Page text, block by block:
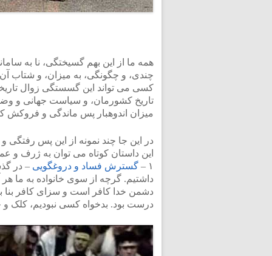
همه ما از این بهم گسیختگی، نا به
چندی، و چگونگی، به میزان، و شتاب
کسی می تواند این گسستگی زوال
تاریخ کشورمان، و سیاست جهانی و
میزان اندوهبار پس ماندگی و فروکش
در این جا چند نمونه از این پس رفتگی
این داستان کوتاه می توان به ژرف و
۱ –
گسترش فساد و دروغگویی – در
داشتیم. گرچه از سوی خانواده به ما
دشمن خدا کافر است و سزای کافر بنا
درست بود. بدخواه کسی نبودیم، کلک و